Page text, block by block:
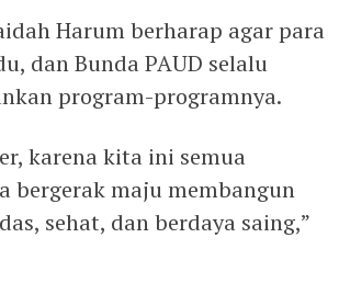
Harum berharap agar para
dan Bunda PAUD selalu
program-programnya.
karena kita ini semua
bergerak maju membangun
sehat, dan berdaya saing,”